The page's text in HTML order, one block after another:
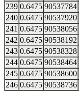
239 0.6475 90537784
240 0.6475 90537920
241 0.6475 90538056
242 0.6475 90538192
243 0.6475 90538328
244 0.6475 90538464
245 0.6475 90538600
246 0.6475 90538736